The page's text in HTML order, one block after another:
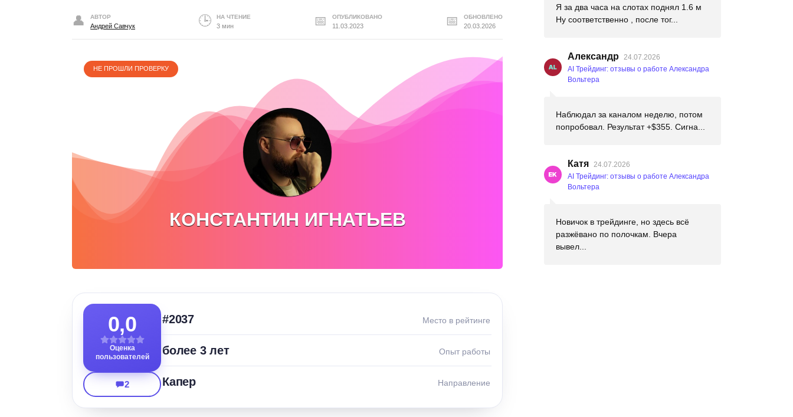
АВТОР
Андрей Савчук
НА ЧТЕНИЕ
3 мин
ОПУБЛИКОВАНО
11.03.2023
ОБНОВЛЕНО
20.03.2026
КОНСТАНТИН ИГНАТЬЕВ
НЕ ПРОШЛИ ПРОВЕРКУ
0,0
Оценка
пользователей
2
#2037 Место в рейтинге
более 3 лет Опыт работы
Капер Направление
Я за два часа на слотах поднял 1.6 м
Ну соответственно , после тог...
Александр
24.07.2026
AI Трейдинг: отзывы о работе Александра
Вольтера
Наблюдал за каналом неделю, потом
попробовал. Результат +$355. Сигна...
Катя 24.07.2026
AI Трейдинг: отзывы о работе Александра
Вольтера
Новичок в трейдинге, но здесь всё
разжёвано по полочкам. Вчера
вывел...